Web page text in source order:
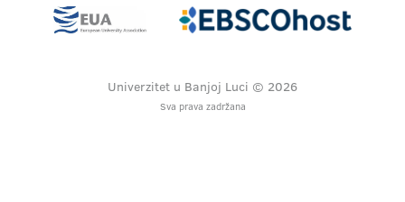
Univerzitet u Banjoj Luci © 2026
Sva prava zadržana